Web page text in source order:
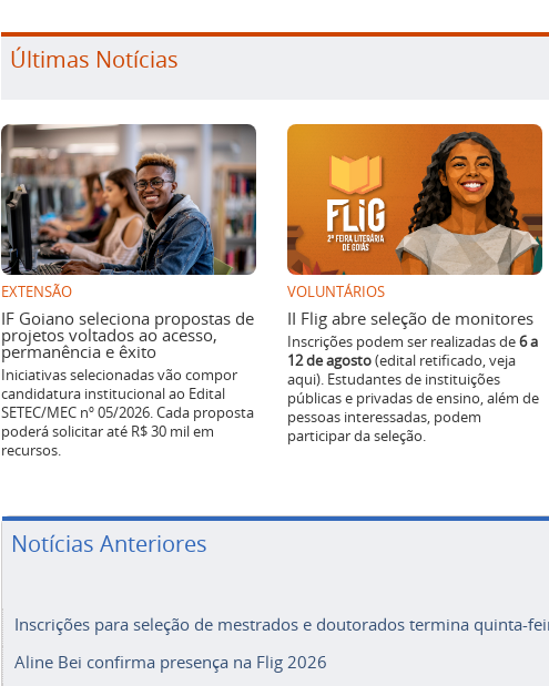
Últimas Notícias
EXTENSÃO
IF Goiano seleciona propostas de
projetos voltados ao acesso,
permanência e êxito
Iniciativas selecionadas vão compor
candidatura institucional ao Edital
SETEC/MEC nº 05/2026. Cada proposta
poderá solicitar até R$ 30 mil em
recursos.
VOLUNTÁRIOS
II Flig abre seleção de monitores
Inscrições podem ser realizadas de6 a
12 de agosto(edital retificado, veja
aqui). Estudantes de instituições
públicas e privadas de ensino, além de
pessoas interessadas, podem
participar da seleção.
Notícias Anteriores
Inscrições para seleção de mestrados e doutorados termina quinta-
Aline Bei confirma presença na Flig 2026